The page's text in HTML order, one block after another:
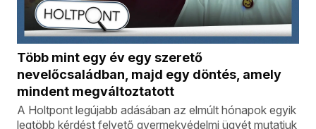
Több mint egy év egy szerető
nevelőcsaládban, majd egy döntés, amely
mindent megváltoztatott
A Holtpont legújabb adásában az elmúlt hónapok egyik
legtöbb kérdést felvető gyermekvédelmi ügyét mutatjuk